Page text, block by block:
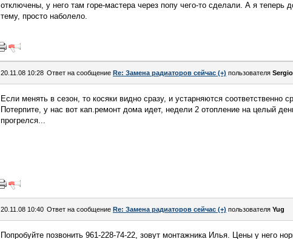
отключены, у него там горе-мастера через попу чего-то сделали. А я теперь
тему, просто наболело.
20.11.08 10:28 Ответ на сообщение Re: Замена радиаторов сейчас (+) пользователя
Если менять в сезон, то косяки видно сразу, и устарняются соответственно
Потерпите, у нас вот кап.ремонт дома идет, недели 2 отопление на целый
прогрелся...
20.11.08 10:40 Ответ на сообщение Re: Замена радиаторов сейчас (+) пользователя Yug
Попробуйте позвонить 961-228-74-22, зовут монтажника Илья. Цены у него